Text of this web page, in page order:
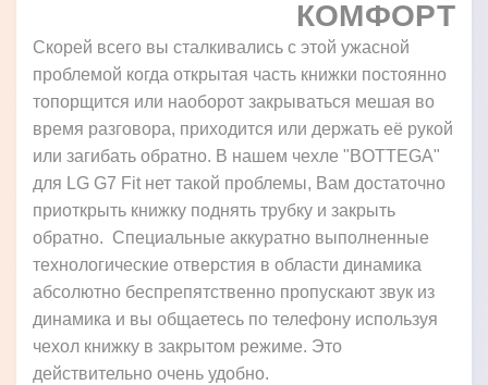
КОМФОРТ
Скорей всего вы сталкивались с этой ужасной
проблемой когда открытая часть книжки постоянно
топорщится или наоборот закрываться мешая во
время разговора, приходится или держать её рукой
или загибать обратно. В нашем чехле "BOTTEGA"
для LG G7 Fit нет такой проблемы, Вам достаточно
приоткрыть книжку поднять трубку и закрыть
обратно. Специальные аккуратно выполненные
технологические отверстия в области динамика
абсолютно беспрепятственно пропускают звук из
динамика и вы общаетесь по телефону используя
чехол книжку в закрытом режиме. Это
действительно очень удобно.